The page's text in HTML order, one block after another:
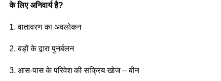
के लिए अनिवार्य है?
1. वातावरण का अवलोकन
2. बड़ों के द्वारा पुनर्बलन
3. आस-पास के परिवेश की सक्रिय खोज – बीन